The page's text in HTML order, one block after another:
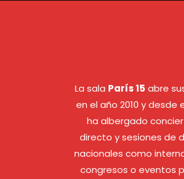
La sala París 15 abre
en el año 2010 y desde
ha albergado
directo y sesiones de
nacionales como
congresos o eventos